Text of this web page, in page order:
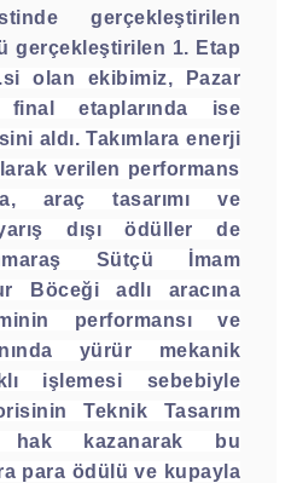
gerçekleştirilen
gerçekleştirilen 1. Etap
olan ekibimiz, Pazar
etaplarında ise
aldı. Takımlara enerji
verilen performans
araç tasarımı ve
dışı ödüller de
Sütçü İmam
Böceği adlı aracına
performansı ve
yürür mekanik
işlemesi sebebiyle
Teknik Tasarım
hak kazanarak bu
para ödülü ve kupayla